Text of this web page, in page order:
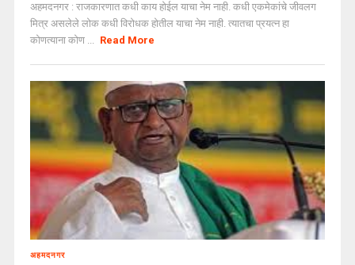
अहमदनगर : राजकारणात कधी काय होईल याचा नेम नाही. कधी एकमेकांचे जीवलग
मित्र असलेले लोक कधी विरोधक होतील याचा नेम नाही. त्यातचा प्रयत्न हा
कोणत्याना कोण ... Read More
अहमदनगर